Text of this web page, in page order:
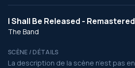
I Shall Be Released -
The Band
SCÈNE / DÉTAILS
La description de la scène n’est pas